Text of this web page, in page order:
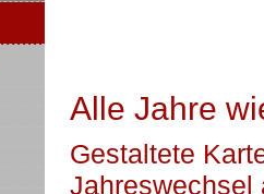
Alle Jahre
Gestaltete
Jahreswechsel